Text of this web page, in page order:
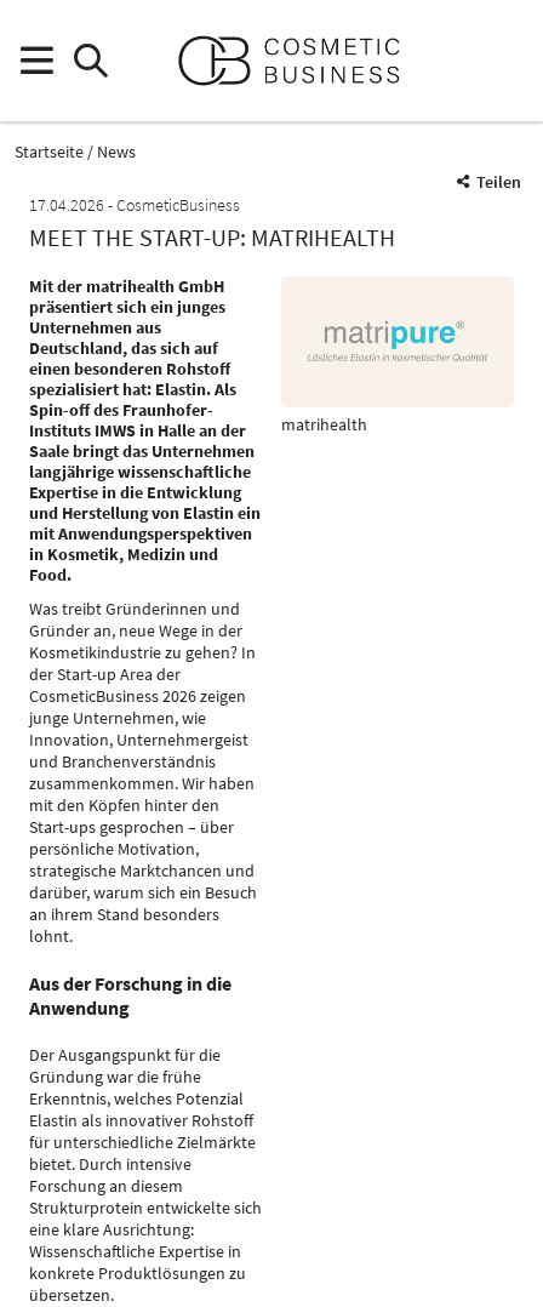
Startseite
News
Teilen
17.04.2026
CosmeticBusiness
MEET THE START-UP: MATRIHEALTH
Mit der matrihealth GmbH
präsentiert sich ein junges
Unternehmen aus
Deutschland, das sich auf
einen besonderen Rohstoff
spezialisiert hat: Elastin. Als
Spin-off des Fraunhofer-
Instituts IMWS in Halle an der
Saale bringt das Unternehmen
langjährige wissenschaftliche
Expertise in die Entwicklung
und Herstellung von Elastin ein
mit Anwendungsperspektiven
in Kosmetik, Medizin und
Food.
Was treibt Gründerinnen und
Gründer an, neue Wege in der
Kosmetikindustrie zu gehen? In
der Start-up Area der
CosmeticBusiness 2026 zeigen
junge Unternehmen, wie
Innovation, Unternehmergeist
und Branchenverständnis
zusammenkommen. Wir haben
mit den Köpfen hinter den
Start-ups gesprochen – über
persönliche Motivation,
strategische Marktchancen und
darüber, warum sich ein Besuch
an ihrem Stand besonders
lohnt.
Aus der Forschung in die
Anwendung
Der Ausgangspunkt für die
Gründung war die frühe
Erkenntnis, welches Potenzial
Elastin als innovativer Rohstoff
für unterschiedliche Zielmärkte
bietet. Durch intensive
Forschung an diesem
Strukturprotein entwickelte sich
eine klare Ausrichtung:
Wissenschaftliche Expertise in
konkrete Produktlösungen zu
übersetzen.
matrihealth